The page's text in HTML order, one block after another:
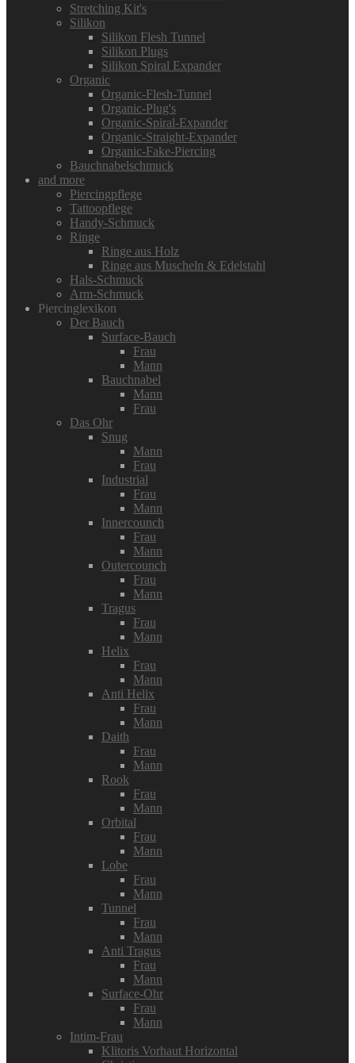
Stretching Kit's
Silikon
Silikon Flesh Tunnel
Silikon Plugs
Silikon Spiral Expander
Organic
Organic-Flesh-Tunnel
Organic-Plug's
Organic-Spiral-Expander
Organic-Straight-Expander
Organic-Fake-Piercing
Bauchnabelschmuck
and more
Piercingpflege
Tattoopflege
Handy-Schmuck
Ringe
Ringe aus Holz
Ringe aus Muscheln & Edelstahl
Hals-Schmuck
Arm-Schmuck
Piercinglexikon
Der Bauch
Surface-Bauch
Frau
Mann
Bauchnabel
Mann
Frau
Das Ohr
Snug
Mann
Frau
Industrial
Frau
Mann
Innercounch
Frau
Mann
Outercounch
Frau
Mann
Tragus
Frau
Mann
Helix
Frau
Mann
Anti Helix
Frau
Mann
Daith
Frau
Mann
Rook
Frau
Mann
Orbital
Frau
Mann
Lobe
Frau
Mann
Tunnel
Frau
Mann
Anti Tragus
Frau
Mann
Surface-Ohr
Frau
Mann
Intim-Frau
Klitoris Vorhaut Horizontal